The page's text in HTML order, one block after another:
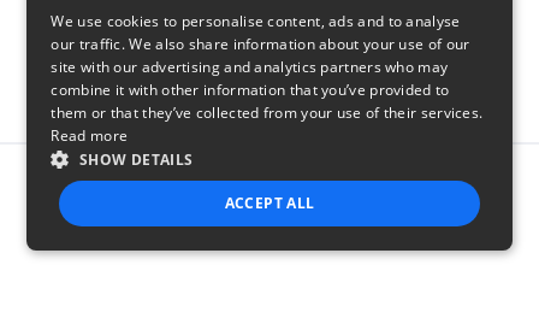
Report this product
We use cookies to personalise content, ads and to analyse
our traffic. We also share information about your use of our
site with our advertising and analytics partners who may
combine it with other information that you’ve provided to
them or that they’ve collected from your use of their services.
Read more
SHOW DETAILS
ACCEPT ALL
STRICTLY NECESSARY PERFORMANCE